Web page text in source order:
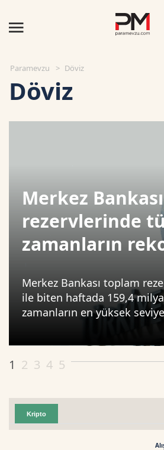
Paramevzu Döviz
Döviz
Merkez Bankası
rezervlerinde
zamanların
Merkez Bankası toplam
ile biten haftada 159,4
zamanların en yüksek
1 2 3 4 5
Kripto